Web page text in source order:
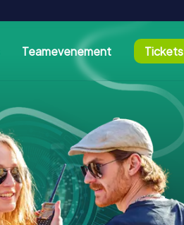
Teamevenement Tickets